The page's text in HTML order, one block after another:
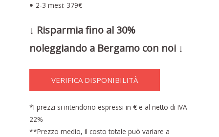
2-3 mesi: 379€
↓ Risparmia fino al 30%
noleggiando a Bergamo con noi ↓
VERIFICA DISPONIBILITÀ
*I prezzi si intendono espressi in € e al netto di IVA
22%
**Prezzo medio, il costo totale può variare a